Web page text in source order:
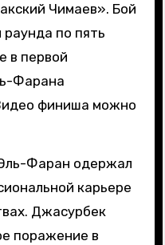
Чимаев». Бой
по пять
в первой
Фарана
финиша можно
Фаран одержал
карьере
Джасурбек
поражение в